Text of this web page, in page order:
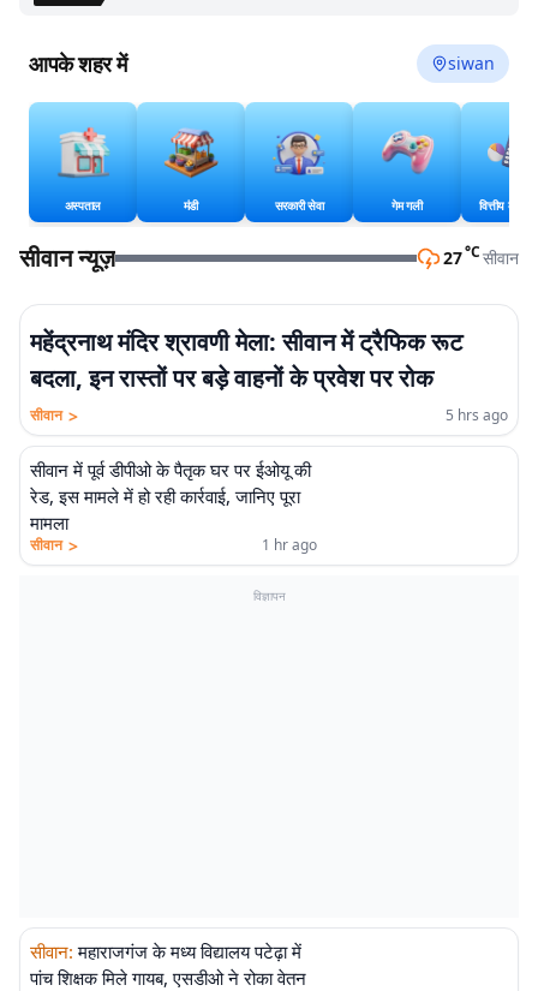
आपके शहर में siwan
अस्पताल मंडी सरकारी सेवा गेम गली वित्तीय
सीवान न्यूज़ 27°Cसीवान
महेंद्रनाथ मंदिर श्रावणी मेला: सीवान में ट्रैफिक रूट
बदला, इन रास्तों पर बड़े वाहनों के प्रवेश पर रोक
सीवान > 5 hrs ago
सीवान में पूर्व डीपीओ के पैतृक घर पर ईओयू की
रेड, इस मामले में हो रही कार्रवाई, जानिए पूरा
मामला
सीवान > 1 hr ago
विज्ञापन
सीवान: महाराजगंज के मध्य विद्यालय पटेढ़ा में
पांच शिक्षक मिले गायब, एसडीओ ने रोका वेतन